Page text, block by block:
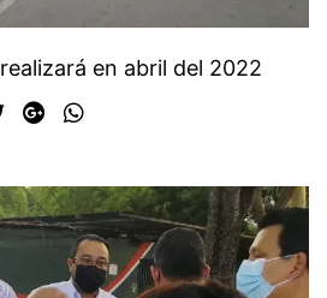
en abril del 2022